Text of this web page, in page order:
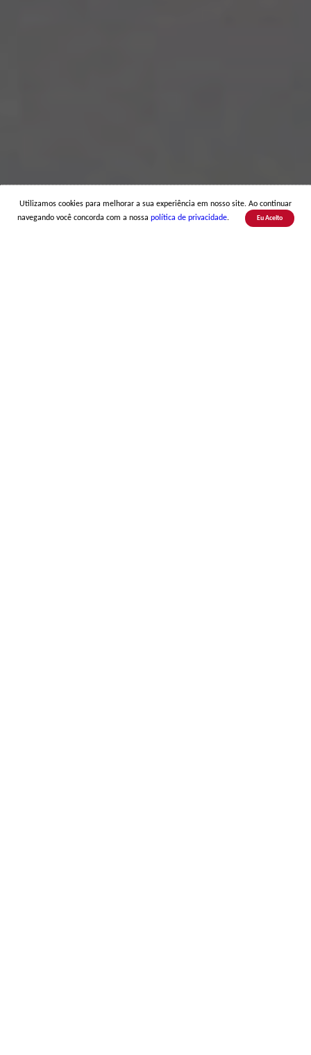
Utilizamos cookies para melhorar a sua experiência em nosso site. Ao continuar
navegando você concorda com a nossa política de privacidade. Eu Aceito